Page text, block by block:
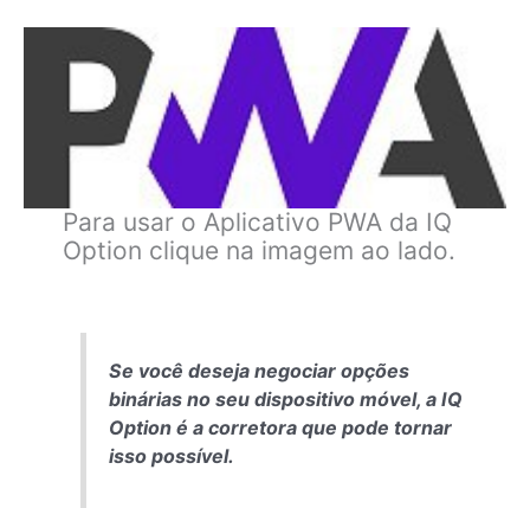
Para usar o Aplicativo PWA da IQ
Option clique na imagem ao lado.
Se você deseja negociar opções
binárias no seu dispositivo móvel, a IQ
Option é a corretora que pode tornar
isso possível.